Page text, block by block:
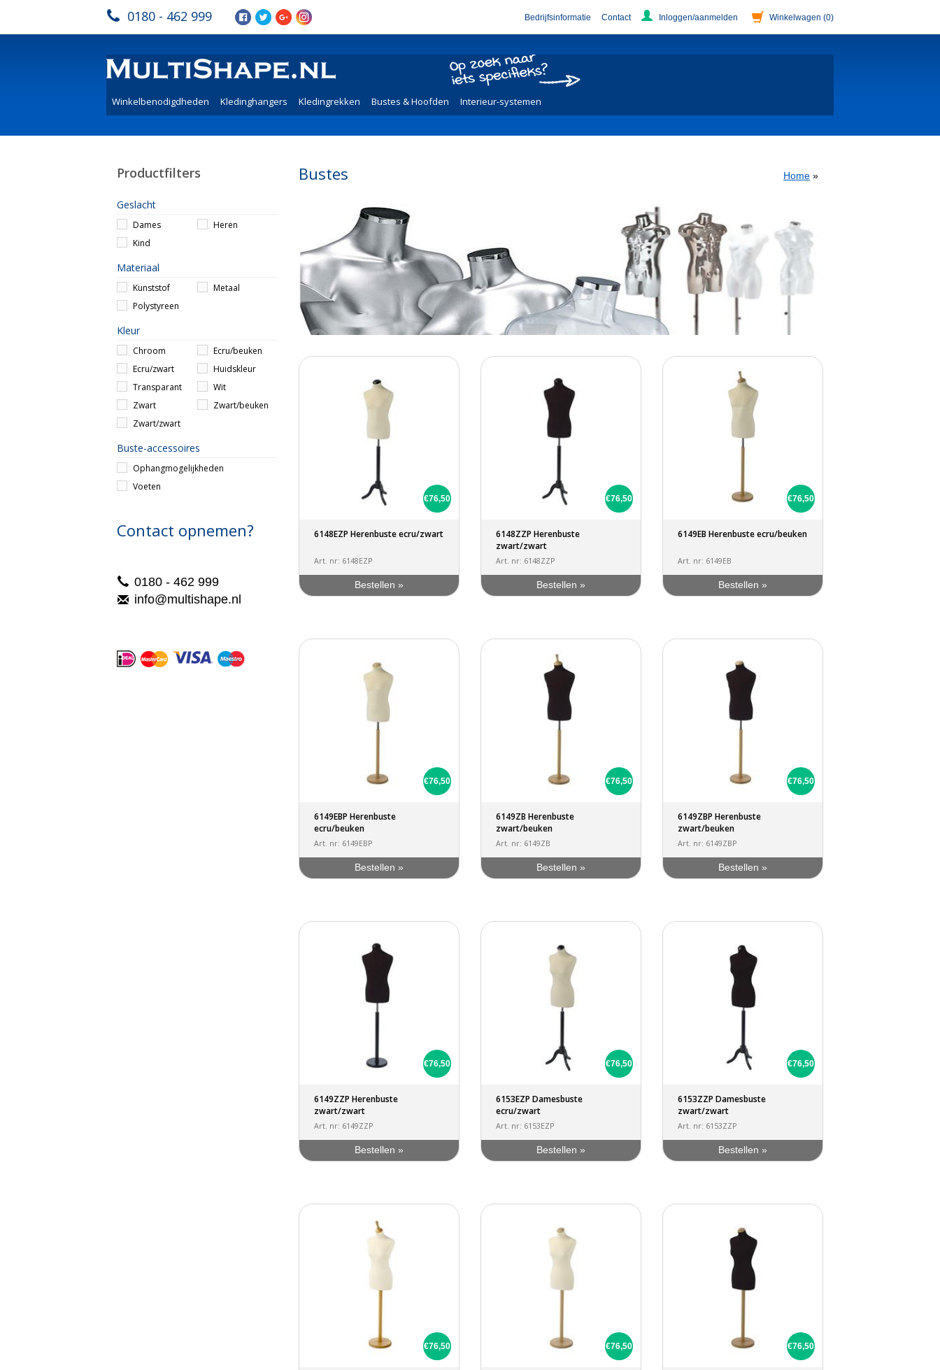
0180 - 462 999 Winkelwagen (0)
Inloggen/aanmelden
Contact
Bedrijfsinformatie
Winkelbenodigdheden Kledinghangers Kledingrekken Bustes & Hoofden Interieur-systemen
Productfilters
Geslacht
Dames
Heren
Kind
Materiaal
Kunststof
Metaal
Polystyreen
Kleur
Chroom
Ecru/beuken
Ecru/zwart
Huidskleur
Transparant
Wit
Zwart
Zwart/beuken
Zwart/zwart
Buste-accessoires
Ophangmogelijkheden
Voeten
Contact opnemen?
0180 - 462 999
info@multishape.nl
Bustes Home »
€76,50
6148EZP Herenbuste ecru/zwart
Art. nr: 6148EZP
Bestellen »
€76,50
6148ZZP Herenbuste
zwart/zwart
Art. nr: 6148ZZP
Bestellen »
€76,50
6149EB Herenbuste ecru/beuken
Art. nr: 6149EB
Bestellen »
€76,50
6149EBP Herenbuste
ecru/beuken
Art. nr: 6149EBP
Bestellen »
€76,50
6149ZB Herenbuste
zwart/beuken
Art. nr: 6149ZB
Bestellen »
€76,50
6149ZBP Herenbuste
zwart/beuken
Art. nr: 6149ZBP
Bestellen »
€76,50
6149ZZP Herenbuste
zwart/zwart
Art. nr: 6149ZZP
Bestellen »
€76,50
6153EZP Damesbuste
ecru/zwart
Art. nr: 6153EZP
Bestellen »
€76,50
6153ZZP Damesbuste
zwart/zwart
Art. nr: 6153ZZP
Bestellen »
€76,50 €76,50 €76,50